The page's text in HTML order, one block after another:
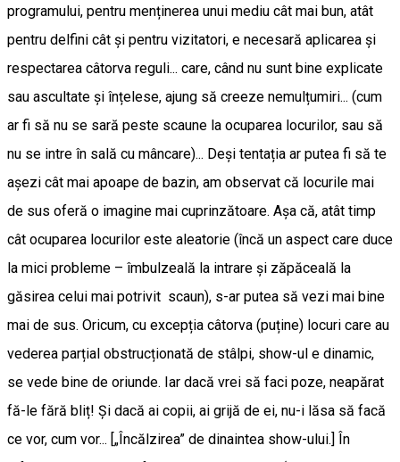
programului, pentru menținerea unui mediu cât mai bun, atât
pentru delfini cât și pentru vizitatori, e necesară aplicarea și
respectarea câtorva reguli... care, când nu sunt bine explicate
sau ascultate și înțelese, ajung să creeze nemulțumiri... (cum
ar fi să nu se sară peste scaune la ocuparea locurilor, sau să
nu se intre în sală cu mâncare)... Deși tentația ar putea fi să te
așezi cât mai apoape de bazin, am observat că locurile mai
de sus oferă o imagine mai cuprinzătoare. Așa că, atât timp
cât ocuparea locurilor este aleatorie (încă un aspect care duce
la mici probleme – îmbulzeală la intrare și zăpăceală la
găsirea celui mai potrivit scaun), s-ar putea să vezi mai bine
mai de sus. Oricum, cu excepția câtorva (puține) locuri care au
vederea parțial obstrucționată de stâlpi, show-ul e dinamic,
se vede bine de oriunde. Iar dacă vrei să faci poze, neapărat
fă-le fără bliț! Și dacă ai copii, ai grijă de ei, nu-i lăsa să facă
ce vor, cum vor... [„Încălzirea” de dinaintea show-ului.] În